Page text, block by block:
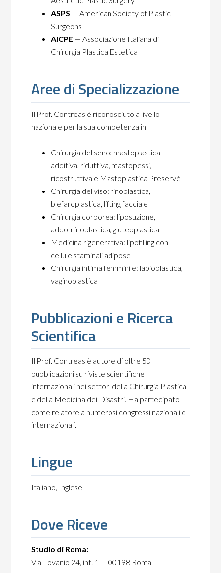
ASPS — American Society of Plastic
Surgeons
AICPE — Associazione Italiana di
Chirurgia Plastica Estetica
Aree di Specializzazione
Il Prof. Contreas è riconosciuto a livello
nazionale per la sua competenza in:
Chirurgia del seno: mastoplastica
additiva, riduttiva, mastopessi,
ricostruttiva e Mastoplastica Preservé
Chirurgia del viso: rinoplastica,
blefaroplastica, lifting facciale
Chirurgia corporea: liposuzione,
addominoplastica, gluteoplastica
Medicina rigenerativa: lipofilling con
cellule staminali adipose
Chirurgia intima femminile: labioplastica,
vaginoplastica
Pubblicazioni e Ricerca
Scientifica
Il Prof. Contreas è autore di oltre 50
pubblicazioni su riviste scientifiche
internazionali nei settori della Chirurgia Plastica
e della Medicina dei Disastri. Ha partecipato
come relatore a numerosi congressi nazionali e
internazionali.
Lingue
Italiano, Inglese
Dove Riceve
Studio di Roma:
Via Lovanio 24, int. 1 — 00198 Roma